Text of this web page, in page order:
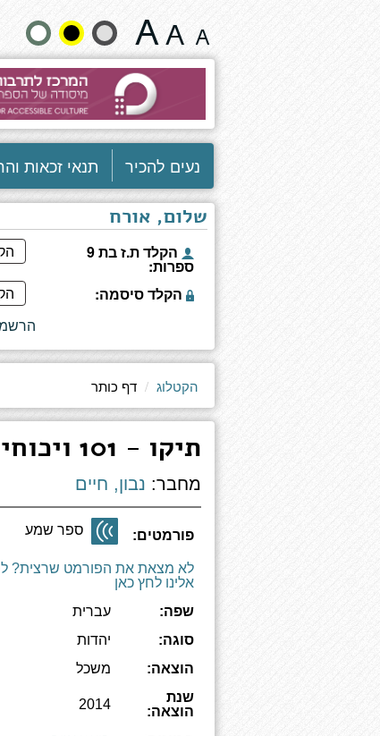
כותר
שנה
גודל
וצבעים:
נעים להכיר תנאי זכאות
שלום, אורח
הקלד ת.ז בת 9
ספרות:
הקלד סיסמה:
הקטלוג דף כותר
תיקו - 101 ויכוחים גדולים של היהדות
מחבר: נבון, חיים
פורמטים: ספר שמע
לא מצאת את הפורמט שרצית?
אלינו לחץ כאן
שפה:
עברית
סוגה:
יהדות
הוצאה:
משכל
שנת
הוצאה:
2014